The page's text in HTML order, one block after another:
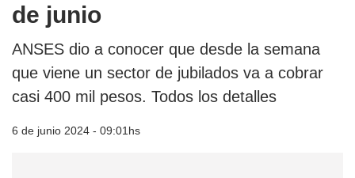
de junio
ANSES dio a conocer que desde la semana
que viene un sector de jubilados va a cobrar
casi 400 mil pesos. Todos los detalles
6 de junio 2024 - 09:01hs